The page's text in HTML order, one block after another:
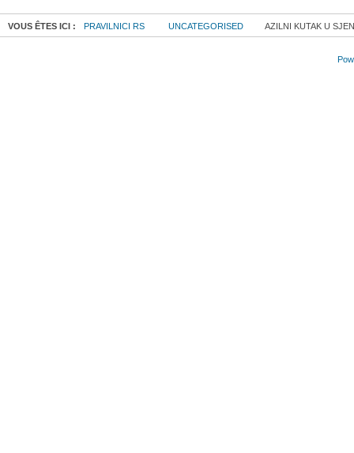
VOUS ÊTES ICI : PRAVILNICI RS UNCATEGORISED AZILNI KUTAK U